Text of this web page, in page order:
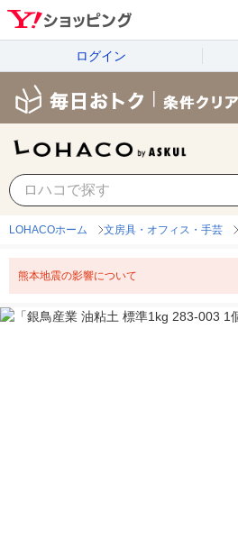
ログイン
LOHACOホーム 文房具・オフィス・手芸
熊本地震の影響について